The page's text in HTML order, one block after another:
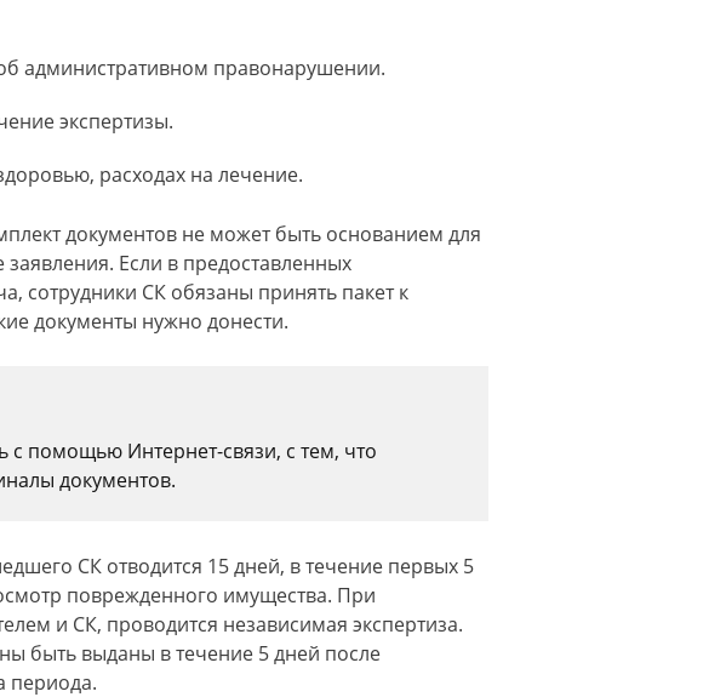
административном правонарушении.
экспертизы.
расходах на лечение.
документов не может быть основанием для
Если в предоставленных
сотрудники СК обязаны принять пакет к
документы нужно донести.
помощью Интернет-связи, с тем, что
документов.
СК отводится 15 дней, в течение первых 5
поврежденного имущества. При
и СК, проводится независимая экспертиза.
быть выданы в течение 5 дней после
периода.